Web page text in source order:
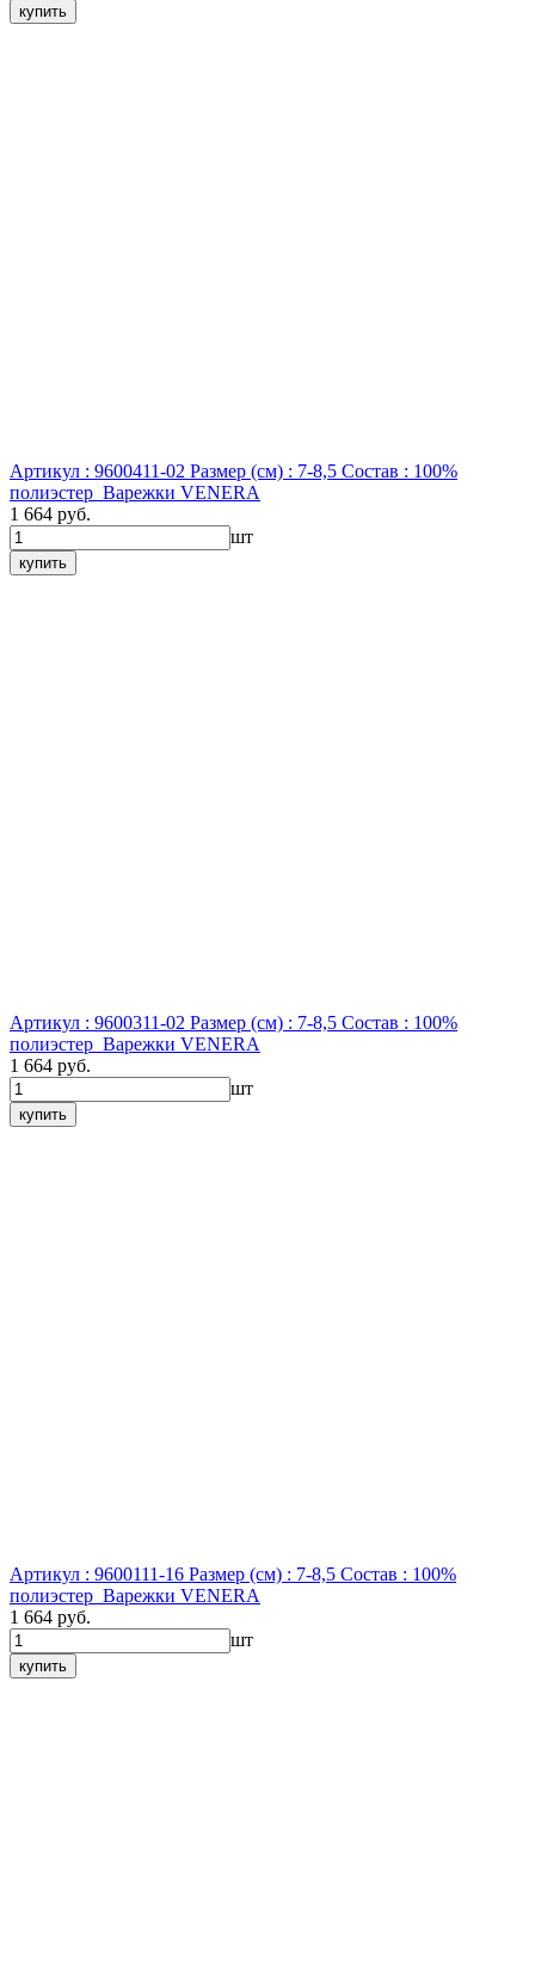
купить
Артикул : 9600411-02 Размер (см) : 7-8,5 Состав : 100%
полиэстер Варежки VENERA
1 664 руб.
шт
купить
Артикул : 9600311-02 Размер (см) : 7-8,5 Состав : 100%
полиэстер Варежки VENERA
1 664 руб.
шт
купить
Артикул : 9600111-16 Размер (см) : 7-8,5 Состав : 100%
полиэстер Варежки VENERA
1 664 руб.
шт
купить